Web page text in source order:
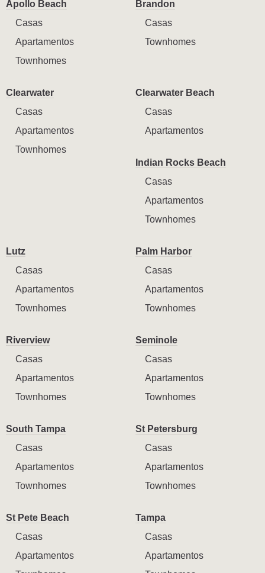
Apollo Beach
Casas
Apartamentos
Townhomes
Brandon
Casas
Townhomes
Clearwater
Casas
Apartamentos
Townhomes
Clearwater Beach
Casas
Apartamentos
Indian Rocks Beach
Casas
Apartamentos
Townhomes
Lutz
Casas
Apartamentos
Townhomes
Palm Harbor
Casas
Apartamentos
Townhomes
Riverview
Casas
Apartamentos
Townhomes
Seminole
Casas
Apartamentos
Townhomes
South Tampa
Casas
Apartamentos
Townhomes
St Petersburg
Casas
Apartamentos
Townhomes
St Pete Beach
Casas
Apartamentos
Tampa
Casas
Apartamentos